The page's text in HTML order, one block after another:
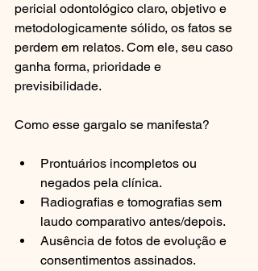
pericial odontológico claro, objetivo e
metodologicamente sólido, os fatos se
perdem em relatos. Com ele, seu caso
ganha forma, prioridade e
previsibilidade.
Como esse gargalo se manifesta?
Prontuários incompletos ou
negados pela clínica.
Radiografias e tomografias sem
laudo comparativo antes/depois.
Ausência de fotos de evolução e
consentimentos assinados.